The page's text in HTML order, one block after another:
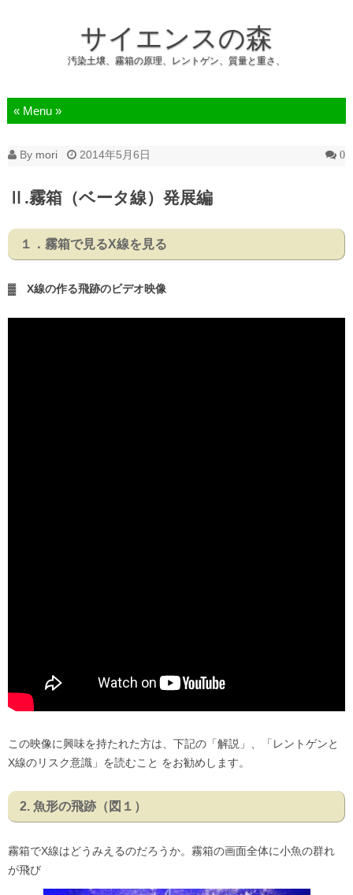
サイエンスの森
汚染土壌、霧箱の原理、レントゲン、質量と重さ、
Skip to content
By mori 2014年5月6日 0
Ⅱ.霧箱（ベータ線）発展編
１．霧箱で見るX線を見る
▓ X線の作る飛跡のビデオ映像
この映像に興味を持たれた方は、下記の「解説」、「レントゲンと
X線のリスク意識」を読むこと をお勧めします。
2. 魚形の飛跡（図１）
霧箱でX線はどうみえるのだろうか。霧箱の画面全体に小魚の群れ
が飛び